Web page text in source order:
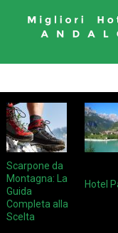
Scarpone da
Montagna: La
Guida
Completa alla
Scelta
Hotel